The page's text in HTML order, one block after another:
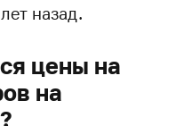
назад.
цены на
на